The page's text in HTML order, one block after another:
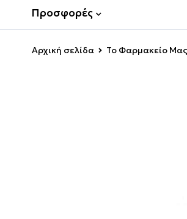
Προσφορές
Αρχική σελίδα Το Φαρμακείο Μας